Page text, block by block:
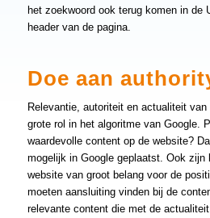
het zoekwoord ook terug komen in de
header van de pagina.
Doe aan
Relevantie, autoriteit en actualiteit
grote rol in het algoritme van Google.
waardevolle content op de website?
mogelijk in Google geplaatst. Ook zijn
website van groot belang voor de
moeten aansluiting vinden bij de
relevante content die met de